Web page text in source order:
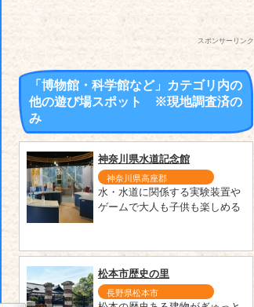
スポンサーリンク
「博物館・科学館など」カテゴリ内の
他の遊び場スポット ※現地調査済の
み
神奈川県水道記念館
神奈川県高座郡
水・水道に関係する実験装置や
ゲームで大人も子供も楽しめる
松本市歴史の里
長野県松本市